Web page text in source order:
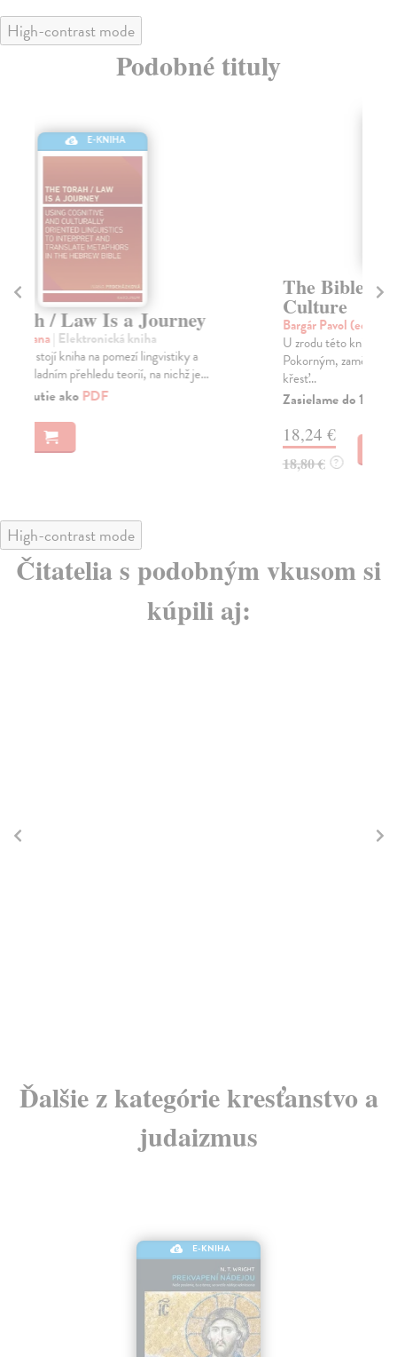
High-contrast mode
Podobné tituly
The Bible, Christianity, and
Culture
Bargár Pavol (ed.)| Kniha
U zrodu této knihy stál projekt vedený Petrem
Pokorným, zaměřený na zkoumání biblických kořenů
křesť...
Zasielame do 12 dní
18,24 €
High-contrast mode
Čitatelia s podobným vkusom si
kúpili aj:
Ďalšie z kategórie kresťanstvo a
judaizmus
E-KNIHA